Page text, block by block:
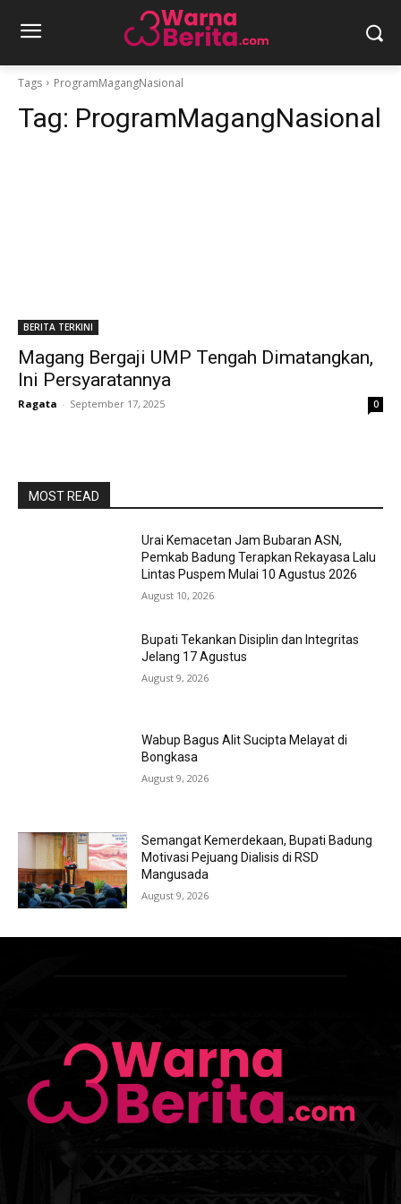
Tags ProgramMagangNasional
Tag: ProgramMagangNasional
BERITA TERKINI
Magang Bergaji UMP Tengah Dimatangkan,
Ini Persyaratannya
Ragata - September 17, 2025 0
MOST READ
Urai Kemacetan Jam Bubaran ASN,
Pemkab Badung Terapkan Rekayasa Lalu
Lintas Puspem Mulai 10 Agustus 2026
August 10, 2026
Bupati Tekankan Disiplin dan Integritas
Jelang 17 Agustus
August 9, 2026
Wabup Bagus Alit Sucipta Melayat di
Bongkasa
August 9, 2026
Semangat Kemerdekaan, Bupati Badung
Motivasi Pejuang Dialisis di RSD
Mangusada
August 9, 2026